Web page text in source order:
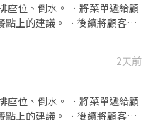
座位、倒水。 ．將菜單遞給顧
上的建議。 ．後續將顧客點
．擔任廚師的助手，處理烹飪
事務。 ．負責洗、剝、削、
設備和餐具。 ．準備不同餐點
量與重量。 ．負責擺盤、打包
2天前
座位、倒水。 ．將菜單遞給顧
上的建議。 ．後續將顧客點